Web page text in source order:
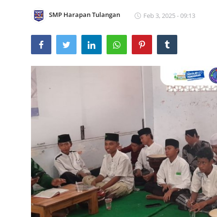
Lainnya SMP Harapan Tulangan Feb 3, 2025 - 09:13